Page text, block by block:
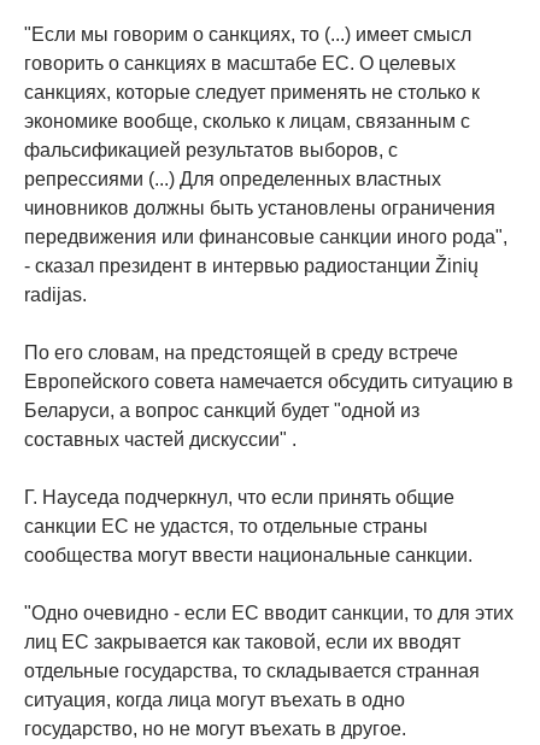
"Если мы говорим о санкциях, то (...) имеет смысл
говорить о санкциях в масштабе ЕС. О целевых
санкциях, которые следует применять не столько к
экономике вообще, сколько к лицам, связанным с
фальсификацией результатов выборов, с
репрессиями (...) Для определенных властных
чиновников должны быть установлены ограничения
передвижения или финансовые санкции иного рода",
- сказал президент в интервью радиостанции Žinių
radijas.
По его словам, на предстоящей в среду встрече
Европейского совета намечается обсудить ситуацию в
Беларуси, а вопрос санкций будет "одной из
составных частей дискуссии" .
Г. Науседа подчеркнул, что если принять общие
санкции ЕС не удастся, то отдельные страны
сообщества могут ввести национальные санкции.
"Одно очевидно - если ЕС вводит санкции, то для этих
лиц ЕС закрывается как таковой, если их вводят
отдельные государства, то складывается странная
ситуация, когда лица могут въехать в одно
государство, но не могут въехать в другое.